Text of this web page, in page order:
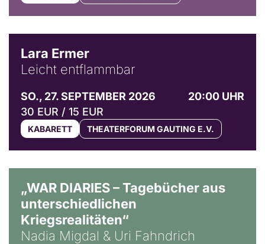
Lara Ermer
Leicht entflammbar
SO., 27. SEPTEMBER 2026
20:00 UHR
30 EUR / 15 EUR
KABARETT THEATERFORUM GAUTING E.V.
„WAR DIARIES – Tagebücher aus
unterschiedlichen
Kriegsrealitäten“
Nadia Migdal & Uri Fahndrich